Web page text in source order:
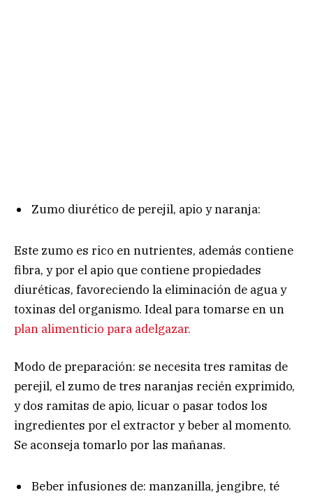
Zumo diurético de perejil, apio y naranja:
Este zumo es rico en nutrientes, además contiene
fibra, y por el apio que contiene propiedades
diuréticas, favoreciendo la eliminación de agua y
toxinas del organismo. Ideal para tomarse en un
plan alimenticio para adelgazar.
Modo de preparación: se necesita tres ramitas de
perejil, el zumo de tres naranjas recién exprimido,
y dos ramitas de apio, licuar o pasar todos los
ingredientes por el extractor y beber al momento.
Se aconseja tomarlo por las mañanas.
Beber infusiones de: manzanilla, jengibre, té